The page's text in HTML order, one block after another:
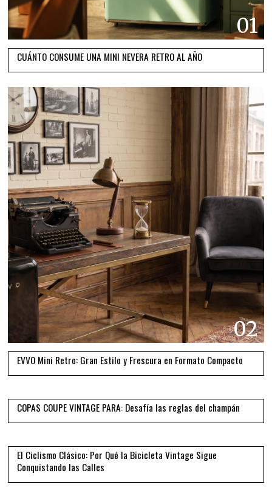
01
CUÁNTO CONSUME UNA MINI NEVERA RETRO AL AÑO
02
EVVO Mini Retro: Gran Estilo y Frescura en Formato Compacto
03
COPAS COUPE VINTAGE PARA: Desafía las reglas del champán
04
El Ciclismo Clásico: Por Qué la Bicicleta Vintage Sigue
Conquistando las Calles